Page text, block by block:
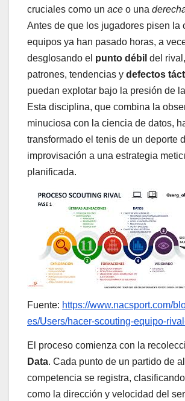
cruciales como un ace o una
Antes de que los jugadores pisen la
equipos ya han pasado horas, a
desglosando el punto débil del
patrones, tendencias y defectos
puedan explotar bajo la presión de
Esta disciplina, que combina la
minuciosa con la ciencia de datos,
transformado el tenis de un deporte
improvisación a una estrategia
planificada.
Fuente: https://www.nacsport.com/
es/Users/hacer-scouting-equipo-
El proceso comienza con la
Data. Cada punto de un partido de
competencia se registra,
como la dirección y velocidad del